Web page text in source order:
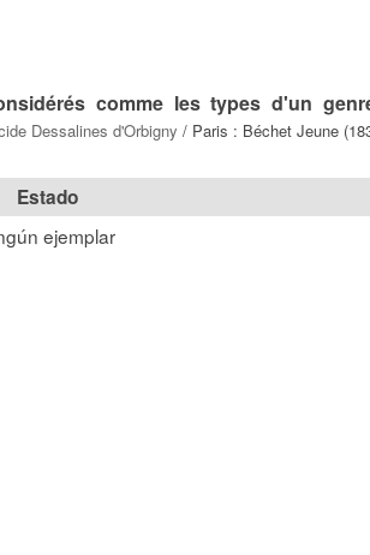
comme les types d'un
Dessalines d'Orbigny / Paris : Béchet Jeune
Estado
ejemplar